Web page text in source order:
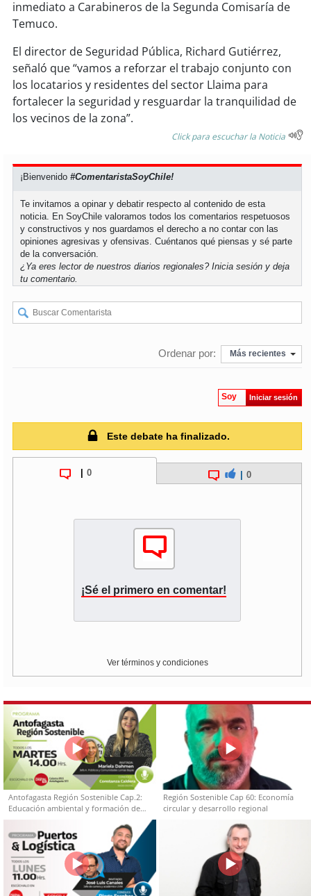
soyarauco
soyvaldivia
soyosorno
soychiloé
inmediato a Carabineros de la Segunda Comisaría de
Temuco.
El director de Seguridad Pública, Richard Gutiérrez,
señaló que “vamos a reforzar el trabajo conjunto con
los locatarios y residentes del sector Llaima para
fortalecer la seguridad y resguardar la tranquilidad de
los vecinos de la zona”.
Click para escuchar la Noticia
¡Bienvenido#ComentaristaSoyChile!
Te invitamos a opinar y debatir respecto al contenido de esta
noticia. En SoyChile valoramos todos los comentarios respetuosos
y constructivos y nos guardamos el derecho a no contar con las
opiniones agresivas y ofensivas. Cuéntanos qué piensas y sé parte
de la conversación.
¿Ya eres lector de nuestros diarios regionales?Inicia sesión y deja
tu comentario.
Ordenar por: Más recientes
Soy Iniciar sesión
Este debate ha finalizado.
0 0
¡Sé el primero en comentar!
Ver términos y condiciones
Antofagasta Región Sostenible Cap.2:
Educación ambiental y formación de
capacidades técnicas
Región Sostenible Cap 60: Economía
circular y desarrollo regional